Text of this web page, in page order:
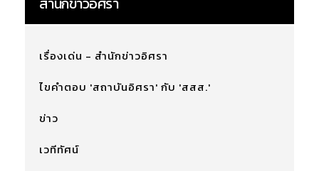
เรื่องเด่น - สำนักข่าวอิศรา
ไขคำตอบ 'สถาบันอิศรา' กับ 'สสส.'
ข่าว
เวทีทัศน์